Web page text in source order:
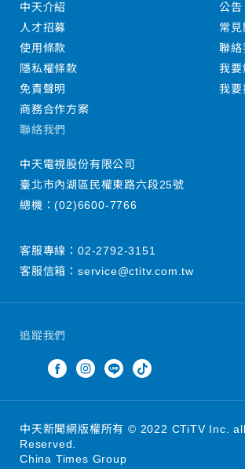
追蹤我們
中天介紹
人才招募
使用條款
隱私權條款
免責聲明
商務合作方案
公告
常見
聯絡
我要
我要
聯絡我們
中天電視股份有限公司
臺北市內湖區民權東路六段25號
總機：(02)6600-7766
客服專線： 02-2792-3151
客服信箱： service@ctitv.com.tw
中天新聞網版權所有 © 2022 CTiTV Inc.
Reserved.
China Times Group